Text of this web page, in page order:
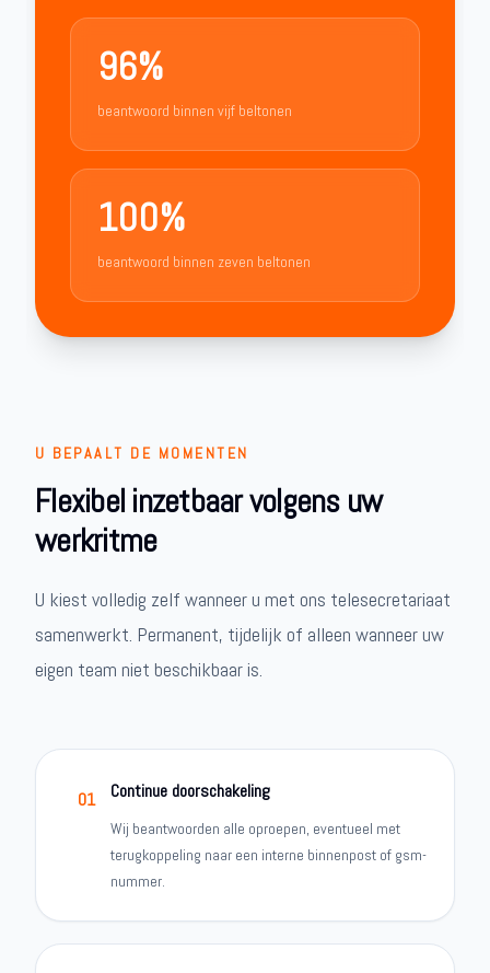
96%
beantwoord binnen vijf beltonen
100%
beantwoord binnen zeven beltonen
U BEPAALT DE MOMENTEN
Flexibel inzetbaar volgens uw
werkritme
U kiest volledig zelf wanneer u met ons telesecretariaat
samenwerkt. Permanent, tijdelijk of alleen wanneer uw
eigen team niet beschikbaar is.
01 Continue doorschakeling
Wij beantwoorden alle oproepen, eventueel met
terugkoppeling naar een interne binnenpost of gsm-
nummer.